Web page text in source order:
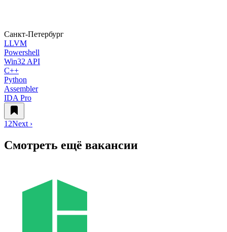
Санкт-Петербург
LLVM
Powershell
Win32 API
C++
Python
Assembler
IDA Pro
1 2Next ›
Смотреть ещё вакансии